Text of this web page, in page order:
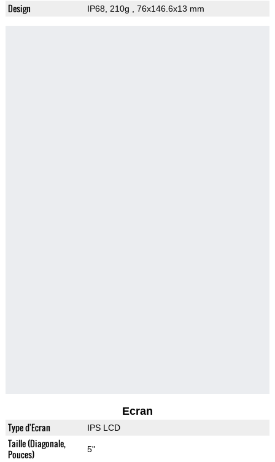
Design IP68, 210g , 76x146.6x13 mm
Ecran
Type d'Ecran IPS LCD
Taille (Diagonale,
Pouces)
5"